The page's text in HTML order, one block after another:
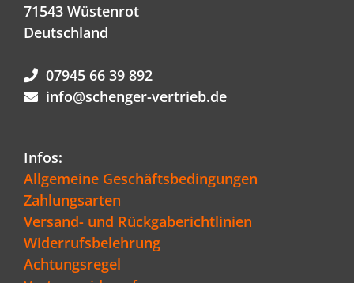
71543 Wüstenrot
Deutschland
07945 66 39 892
info@schenger-vertrieb.de
Infos:
Allgemeine Geschäftsbedingungen
Zahlungsarten
Versand- und Rückgaberichtlinien
Widerrufsbelehrung
Achtungsregel